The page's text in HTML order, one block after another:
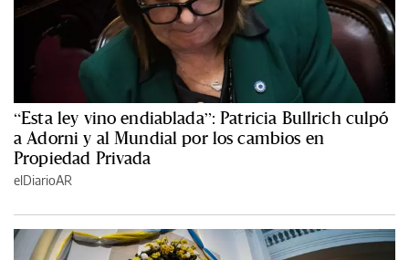
“Esta ley vino endiablada”: Patricia Bullrich culpó
a Adorni y al Mundial por los cambios en
Propiedad Privada
elDiarioAR